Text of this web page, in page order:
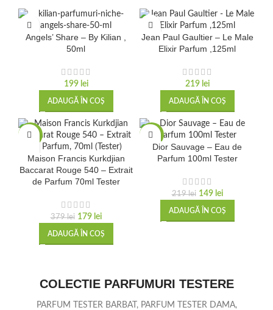
Angels’ Share – By Kilian ,
50ml
199 lei
ADAUGĂ ÎN COȘ
Jean Paul Gaultier – Le Male
Elixir Parfum ,125ml
219 lei
ADAUGĂ ÎN COȘ
Maison Francis Kurkdjian
Baccarat Rouge 540 – Extrait
de Parfum 70ml Tester
379lei 179 lei
ADAUGĂ ÎN COȘ
Dior Sauvage – Eau de
Parfum 100ml Tester
219lei 149 lei
ADAUGĂ ÎN COȘ
COLECTIE PARFUMURI TESTERE
PARFUM TESTER BARBAT, PARFUM TESTER DAMA,